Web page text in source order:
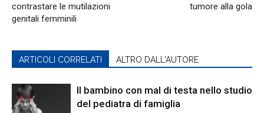
contrastare le mutilazioni
genitali femminili
tumore alla gola
ARTICOLI CORRELATI ALTRO DALL'AUTORE
Il bambino con mal di testa nello studio
del pediatra di famiglia